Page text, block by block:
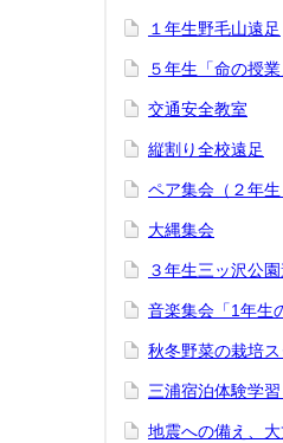
１年生野毛山遠足
５年生「命の授業
交通安全教室
縦割り全校遠足
ペア集会（２年生
大縄集会
３年生三ッ沢公園
音楽集会「1年生
秋冬野菜の栽培ス
三浦宿泊体験学習
地震への備え、大